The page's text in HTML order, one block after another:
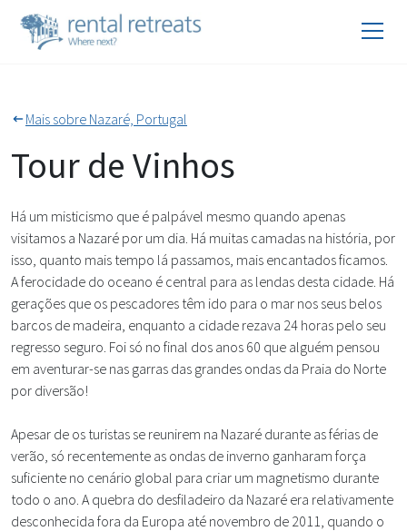
Mais sobre Nazaré, Portugal
Tour de Vinhos
Há um misticismo que é palpável mesmo quando apenas
visitamos a Nazaré por um dia. Há muitas camadas na história, por
isso, quanto mais tempo lá passamos, mais encantados ficamos.
A ferocidade do oceano é central para as lendas desta cidade. Há
gerações que os pescadores têm ido para o mar nos seus belos
barcos de madeira, enquanto a cidade rezava 24 horas pelo seu
regresso seguro. Foi só no final dos anos 60 que alguém pensou
em aventurar-se nas garras das grandes ondas da Praia do Norte
por diversão!
Apesar de os turistas se reunirem na Nazaré durante as férias de
verão, só recentemente as ondas de inverno ganharam força
suficiente no cenário global para criar um magnetismo durante
todo o ano. A quebra do desfiladeiro da Nazaré era relativamente
desconhecida fora da Europa até novembro de 2011, quando o